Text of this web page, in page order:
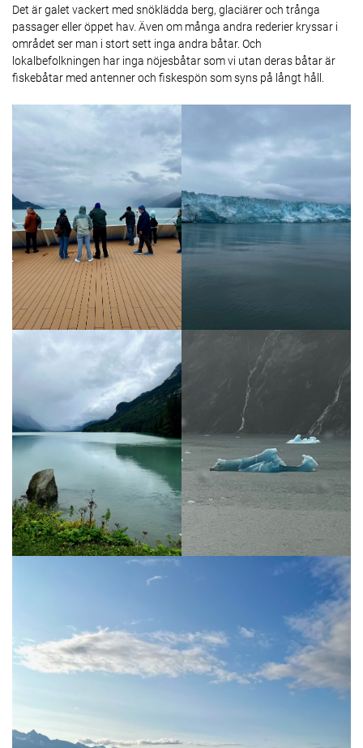
Det är galet vackert med snöklädda berg, glaciärer och trånga
passager eller öppet hav. Även om många andra rederier kryssar i
området ser man i stort sett inga andra båtar. Och
lokalbefolkningen har inga nöjesbåtar som vi utan deras båtar är
fiskebåtar med antenner och fiskespön som syns på långt håll.